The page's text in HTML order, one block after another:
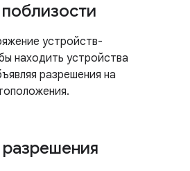
устройств-
находить устройства
разрешения на